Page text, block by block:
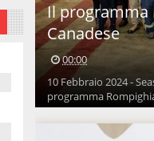
Il programma
Canadese
00:00
10 Febbraio 2024 -
programma